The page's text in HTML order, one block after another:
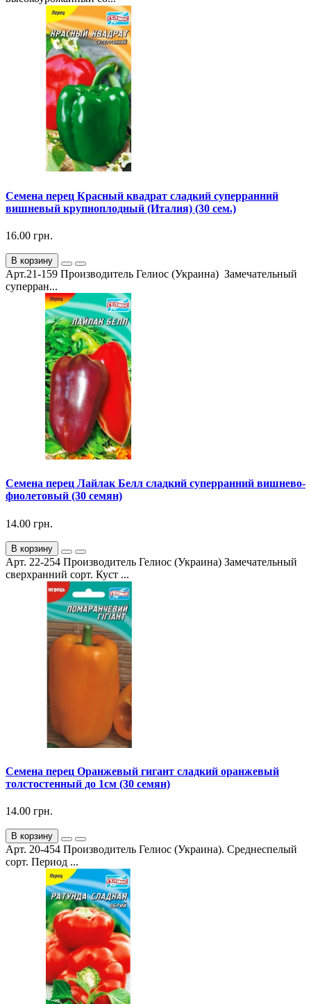
Семена перец Красный квадрат сладкий суперранний
вишневый крупноплодный (Италия) (30 сем.)
16.00 грн.
В корзину
Арт.21-159 Производитель Гелиос (Украина) Замечательный
суперран...
Семена перец Лайлак Белл сладкий суперранний вишнево-
фиолетовый (30 семян)
14.00 грн.
В корзину
Арт. 22-254 Производитель Гелиос (Украина) Замечательный
сверхранний сорт. Куст ...
Семена перец Оранжевый гигант сладкий оранжевый
толстостенный до 1см (30 семян)
14.00 грн.
В корзину
Арт. 20-454 Производитель Гелиос (Украина). Среднеспелый
сорт. Период ...